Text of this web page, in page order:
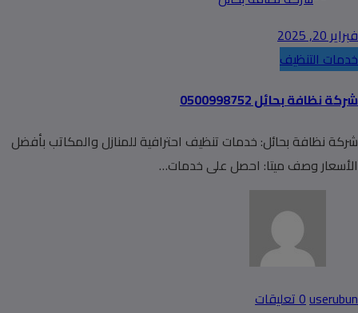
فبراير 20, 2025
خدمات التنظيف
شركة نظافة بحائل 0500998752
شركة نظافة بحائل: خدمات تنظيف احترافية للمنازل والمكاتب بأفضل
الأسعار وصف ميتا: احصل على خدمات…
userubun0 تعليقات